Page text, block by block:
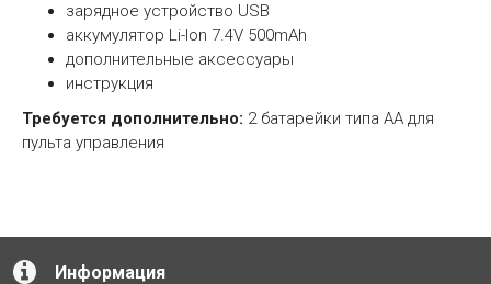
зарядное устройство USB
аккумулятор Li-Ion 7.4V 500mAh
дополнительные аксессуары
инструкция
Требуется дополнительно: 2 батарейки типа AA для
пульта управления
Информация